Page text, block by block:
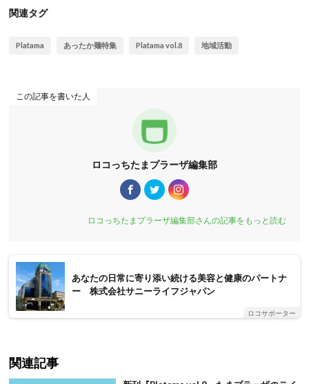
関連タグ
Platama あったか麺特集 Platama vol.8 地域活動
この記事を書いた人
ロコっちたまプラーザ編集部
ロコっちたまプラーザ編集部さんの記事をもっと読む
あなたの日常に寄り添い続ける美容と健康のパートナ
ー 株式会社サニーライフジャパン
ロコサポーター
関連記事